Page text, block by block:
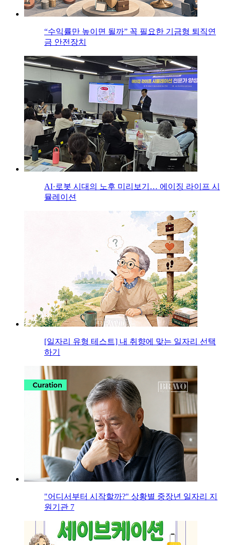
“수익률만 높이면 될까” 꼭 필요한 기금형 퇴직연
금 안전장치
AI·로봇 시대의 노후 미리보기… 에이징 라이프 시
뮬레이션
[일자리 유형 테스트] 내 취향에 맞는 일자리 선택
하기
"어디서부터 시작할까?" 상황별 중장년 일자리 지
원기관 7